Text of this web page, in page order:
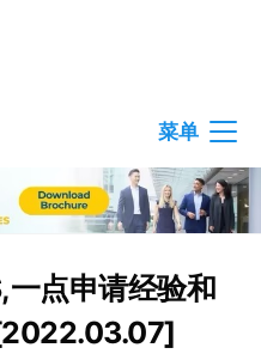
菜单
点申请经验和